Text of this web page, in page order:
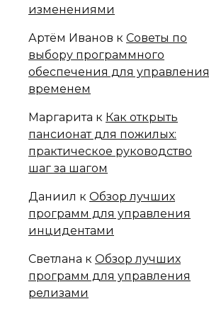
изменениями
Артём Иванов к Советы по
выбору программного
обеспечения для управления
временем
Маргарита к Как открыть
пансионат для пожилых:
практическое руководство
шаг за шагом
Даниил к Обзор лучших
программ для управления
инцидентами
Светлана к Обзор лучших
программ для управления
релизами